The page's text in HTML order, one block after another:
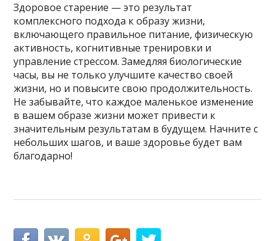
Здоровое старение — это результат
комплексного подхода к образу жизни,
включающего правильное питание, физическую
активность, когнитивные тренировки и
управление стрессом. Замедляя биологические
часы, вы не только улучшите качество своей
жизни, но и повысите свою продолжительность.
Не забывайте, что каждое маленькое изменение
в вашем образе жизни может привести к
значительным результатам в будущем. Начните с
небольших шагов, и ваше здоровье будет вам
благодарно!